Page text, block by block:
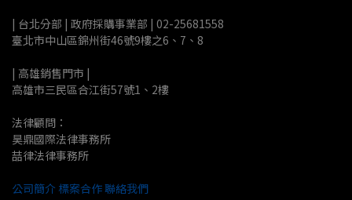
| 台北分部 | 政府採購事業部 | 02-25681558
臺北市中山區錦州街46號9樓之6、7、8
| 高雄銷售門市 |
高雄市三民區合江街57號1、2樓
法律顧問：
昊鼎國際法律事務所
喆律法律事務所
公司簡介 標案合作聯絡我們